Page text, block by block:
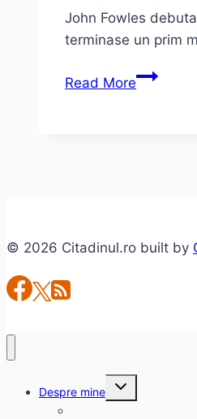
John Fowles
terminase un prim
Read MoreJohn
© 2026 Citadinul.ro built by
Despre mine
Toggle